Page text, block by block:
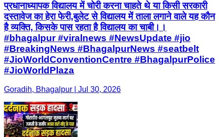
प्रधानाध्यापक विद्यालय में चोरी करना चाहते थे या किसी सरकारी
दस्तावेज का हेरा फेरी,बुलेट से विद्यालय में ताला लगाने वाले यह कौन
है व्यक्ति, किसके पास रहता है विद्यालय का चाबी।।
#bhagalpur #viralnews #NewsUpdate #jio
#BreakingNews #BhagalpurNews #seatbelt
#JioWorldConventionCentre #BhagalpurPolice
#JioWorldPlaza
Goradih, Bhagalpur | Jul 30, 2026